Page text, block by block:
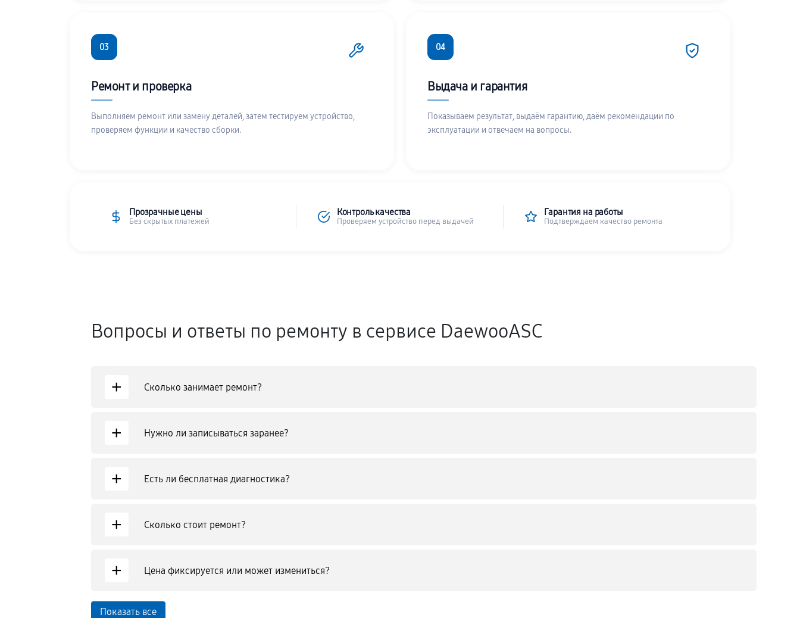
03
Ремонт и проверка
Выполняем ремонт или замену деталей, затем тестируем устройство,
проверяем функции и качество сборки.
04
Выдача и гарантия
Показываем результат, выдаём гарантию, даём рекомендации по
эксплуатации и отвечаем на вопросы.
Прозрачные цены
Без скрытых платежей
Контроль качества
Проверяем устройство перед выдачей
Гарантия на работы
Подтверждаем качество ремонта
Вопросы и ответы по ремонту в сервисе DaewooASC
+ Сколько занимает ремонт?
+ Нужно ли записываться заранее?
+ Есть ли бесплатная диагностика?
+ Сколько стоит ремонт?
+ Цена фиксируется или может измениться?
Показать все